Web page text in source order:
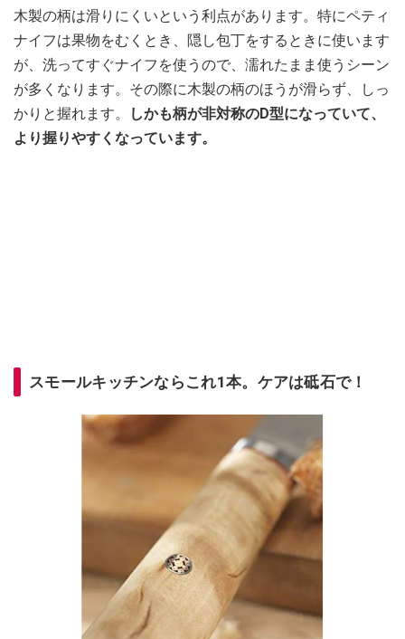
木製の柄は滑りにくいという利点があります。特にペティ
ナイフは果物をむくとき、隠し包丁をするときに使います
が、洗ってすぐナイフを使うので、濡れたまま使うシーン
が多くなります。その際に木製の柄のほうが滑らず、しっ
かりと握れます。
しかも柄が非対称のD型になっていて、
より握りやすくなっています。
スモールキッチンならこれ1本。ケアは砥石で！